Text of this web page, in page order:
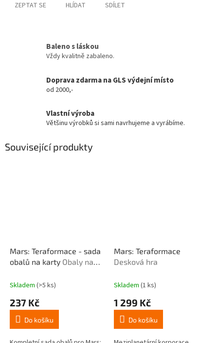
ZEPTAT SE HLÍDAT SDÍLET
Baleno s láskou
Vždy kvalitně zabaleno.
Doprava zdarma na GLS výdejní místo
od 2000,-
Vlastní výroba
Většinu výrobků si sami navrhujeme a vyrábíme.
Související produkty
Mars: Teraformace - sada
obalů na karty Obaly na
Skladem (>5 ks)
237 Kč
Do košíku
Mars: Teraformace
Desková hra
Skladem (1 ks)
1 299 Kč
Do košíku